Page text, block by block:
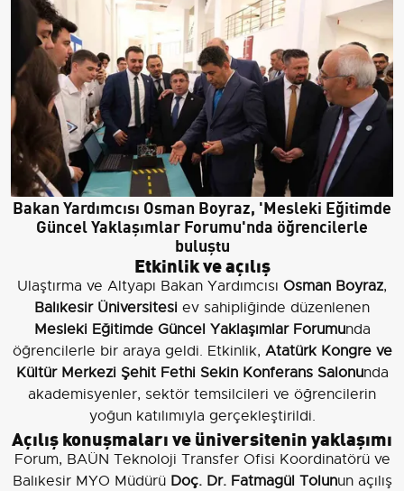
Bakan Yardımcısı Osman Boyraz, 'Mesleki Eğitimde
Güncel Yaklaşımlar Forumu'nda öğrencilerle
buluştu
Etkinlik ve açılış
Ulaştırma ve Altyapı Bakan Yardımcısı Osman Boyraz,
Balıkesir Üniversitesi ev sahipliğinde düzenlenen
Mesleki Eğitimde Güncel Yaklaşımlar Forumunda
öğrencilerle bir araya geldi. Etkinlik, Atatürk Kongre ve
Kültür Merkezi Şehit Fethi Sekin Konferans Salonunda
akademisyenler, sektör temsilcileri ve öğrencilerin
yoğun katılımıyla gerçekleştirildi.
Açılış konuşmaları ve üniversitenin yaklaşımı
Forum, BAÜN Teknoloji Transfer Ofisi Koordinatörü ve
Balıkesir MYO Müdürü Doç. Dr. Fatmagül Tolunun açılış